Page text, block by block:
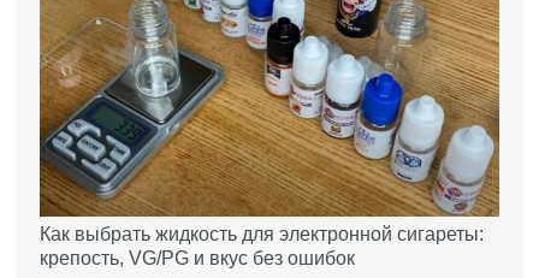
Как выбрать жидкость для электронной сигареты:
крепость, VG/PG и вкус без ошибок